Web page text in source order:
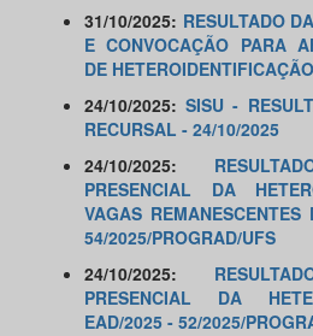
31/10/2025: RESULTADO
E CONVOCAÇÃO PARA
DE
24/10/2025:SISU -
RECURSAL - 24/10/2025
24/10/2025:
PRESENCIAL DA
VAGAS
54/2025/PROGRAD/UFS
24/10/2025:
PRESENCIAL DA
EAD/2025 - 52/2025/